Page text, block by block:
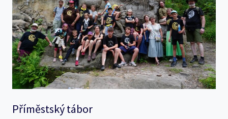
Příměstský tábor